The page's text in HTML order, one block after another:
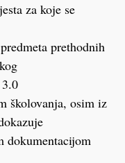
za koje se
prethodnih
školovanja, osim iz
dokumentacijom